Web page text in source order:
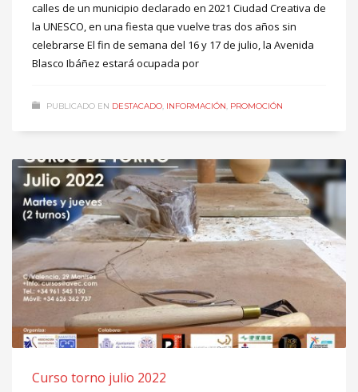
calles de un municipio declarado en 2021 Ciudad Creativa de
la UNESCO, en una fiesta que vuelve tras dos años sin
celebrarse El fin de semana del 16 y 17 de julio, la Avenida
Blasco Ibáñez estará ocupada por
PUBLICADO EN DESTACADO, INFORMACIÓN, PROMOCIÓN
Curso torno julio 2022